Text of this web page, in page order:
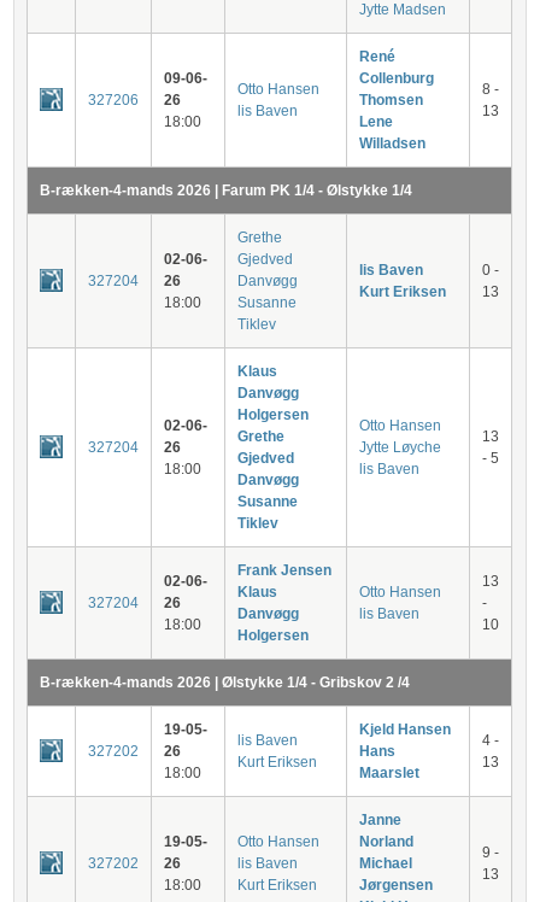
Jytte Madsen
327206
09-06-
26
18:00
Otto Hansen
lis Baven
René
Collenburg
Thomsen
Lene
Willadsen
8 -
13
B-rækken-4-mands 2026 | Farum PK 1/4 - Ølstykke 1/4
327204
02-06-
26
18:00
Grethe
Gjedved
Danvøgg
Susanne
Tiklev
lis Baven
Kurt Eriksen
0 -
13
327204
02-06-
26
18:00
Klaus
Danvøgg
Holgersen
Grethe
Gjedved
Danvøgg
Susanne
Tiklev
Otto Hansen
Jytte Løyche
lis Baven
13
- 5
327204
02-06-
26
18:00
Frank Jensen
Klaus
Danvøgg
Holgersen
Otto Hansen
lis Baven
13
-
10
B-rækken-4-mands 2026 | Ølstykke 1/4 - Gribskov 2 /4
327202
19-05-
26
18:00
lis Baven
Kurt Eriksen
Kjeld Hansen
Hans
Maarslet
4 -
13
327202
19-05-
26
18:00
Otto Hansen
lis Baven
Kurt Eriksen
Janne
Norland
Michael
Jørgensen
9 -
13